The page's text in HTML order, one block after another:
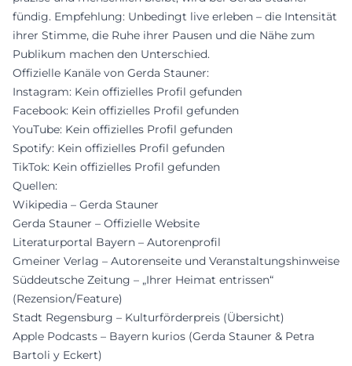
fündig. Empfehlung: Unbedingt live erleben – die Intensität
ihrer Stimme, die Ruhe ihrer Pausen und die Nähe zum
Publikum machen den Unterschied.
Offizielle Kanäle von Gerda Stauner:
Instagram: Kein offizielles Profil gefunden
Facebook: Kein offizielles Profil gefunden
YouTube: Kein offizielles Profil gefunden
Spotify: Kein offizielles Profil gefunden
TikTok: Kein offizielles Profil gefunden
Quellen:
Wikipedia – Gerda Stauner
Gerda Stauner – Offizielle Website
Literaturportal Bayern – Autorenprofil
Gmeiner Verlag – Autorenseite und Veranstaltungshinweise
Süddeutsche Zeitung – „Ihrer Heimat entrissen“
(Rezension/Feature)
Stadt Regensburg – Kulturförderpreis (Übersicht)
Apple Podcasts – Bayern kurios (Gerda Stauner & Petra
Bartoli y Eckert)